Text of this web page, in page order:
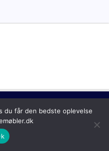
Terrassemøbler
du får den bedste oplevelse